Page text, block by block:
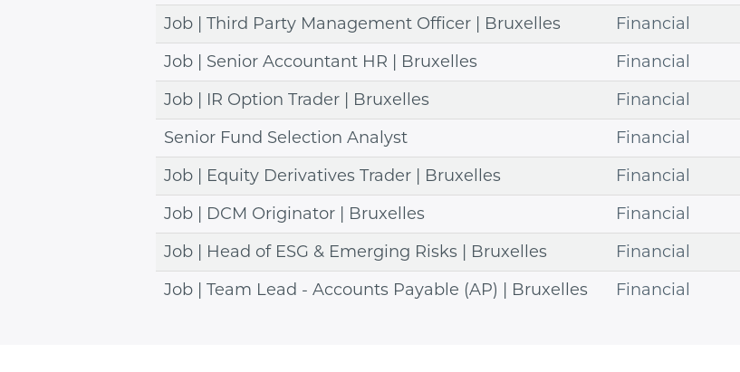
Job | Third Party Management Officer | Bruxelles
Financial
Job | Senior Accountant HR | Bruxelles
Financial
Job | IR Option Trader | Bruxelles
Financial
Senior Fund Selection Analyst
Financial
Job | Equity Derivatives Trader | Bruxelles
Financial
Job | DCM Originator | Bruxelles
Financial
Job | Head of ESG & Emerging Risks | Bruxelles
Financial
Job | Team Lead - Accounts Payable (AP) | Bruxelles
Financial